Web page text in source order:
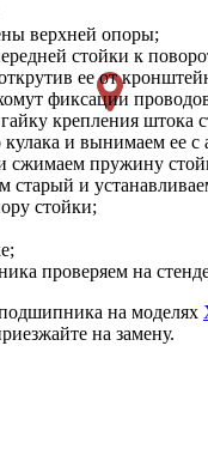
верхней опоры;
стойки к
ее от
фиксации
крепления штока
и вынимаем ее с
сжимаем пружину
старый и
стойки;
проверяем на
на моделях
на замену.